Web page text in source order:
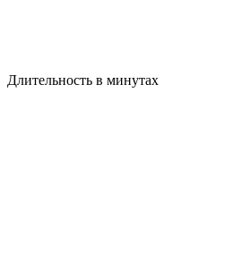
Длительность в минутах